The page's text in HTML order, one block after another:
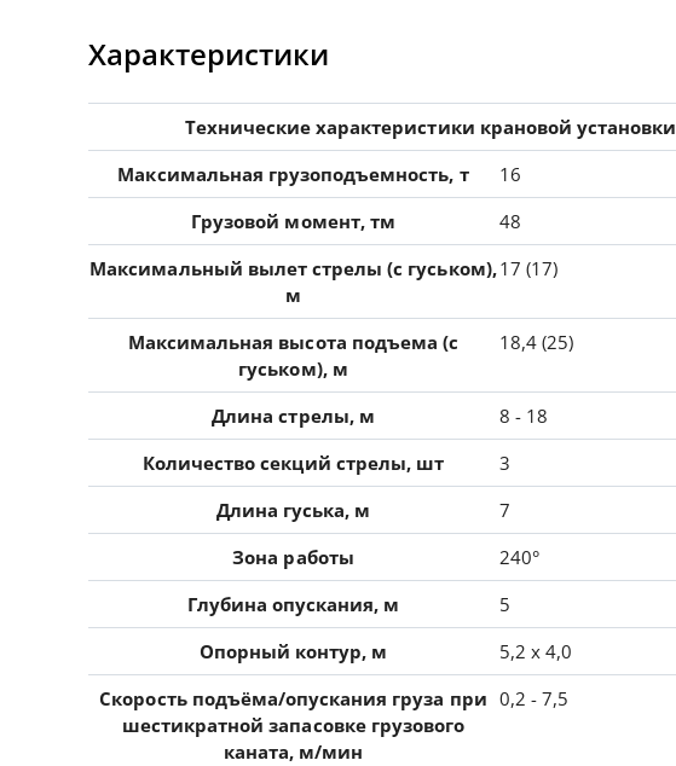
Характеристики
Технические характеристики крановой установки
Максимальная грузоподъемность, т
16
Грузовой момент, тм
48
Максимальный вылет стрелы (с гуськом),
м
17 (17)
Максимальная высота подъема (с
гуськом), м
18,4 (25)
Длина стрелы, м
8 - 18
Количество секций стрелы, шт
3
Длина гуська, м
7
Зона работы
240°
Глубина опускания, м
5
Опорный контур, м
5,2 х 4,0
Скорость подъёма/опускания груза при
шестикратной запасовке грузового
каната, м/мин
0,2 - 7,5